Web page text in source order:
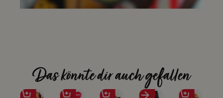
Das könnte dir auch gefallen